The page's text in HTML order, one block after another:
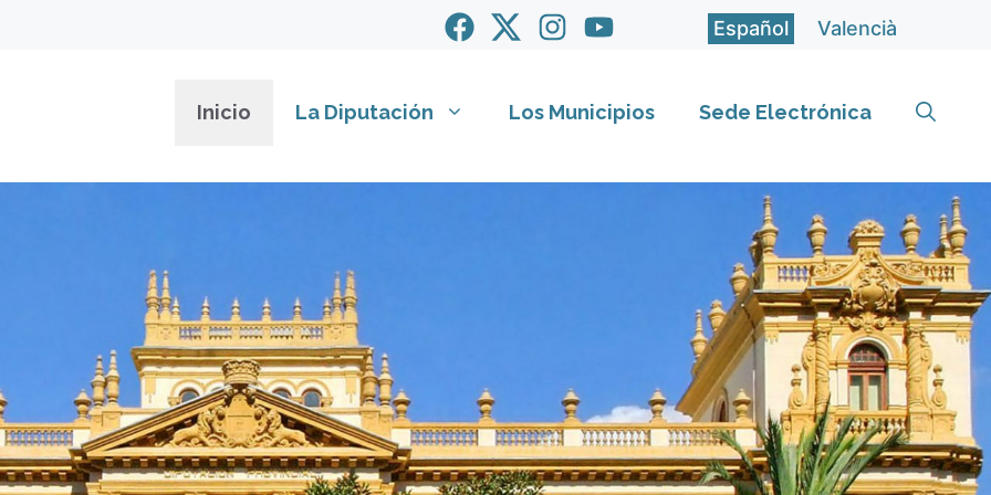
Español Valencià
Inicio La Diputación Los Municipios Sede Electrónica